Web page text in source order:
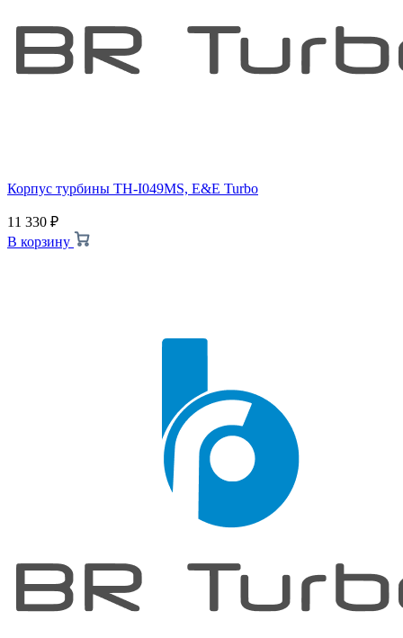
Корпус турбины TH-I049MS, E&E Turbo
11 330 ₽
В корзину